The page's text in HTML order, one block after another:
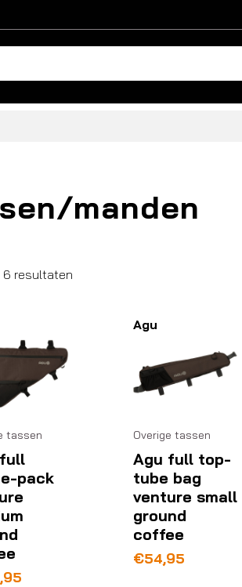
manden
6 resultaten
tassen
pack
Agu
Overige tassen
Agu full top-
tube bag
venture small
ground
coffee
€54,95